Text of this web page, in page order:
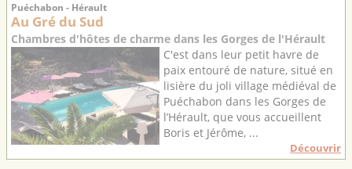
Puéchabon - Hérault
Au Gré du Sud
Chambres d'hôtes de charme dans les Gorges de l'Hérault
C'est dans leur petit havre de
paix entouré de nature, situé en
lisière du joli village médiéval de
Puéchabon dans les Gorges de
l’Hérault, que vous accueillent
Boris et Jérôme, ...
Découvrir